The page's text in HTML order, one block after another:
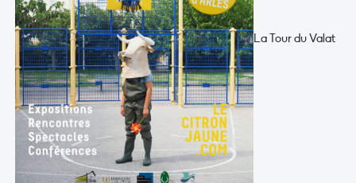
La Tour du Valat